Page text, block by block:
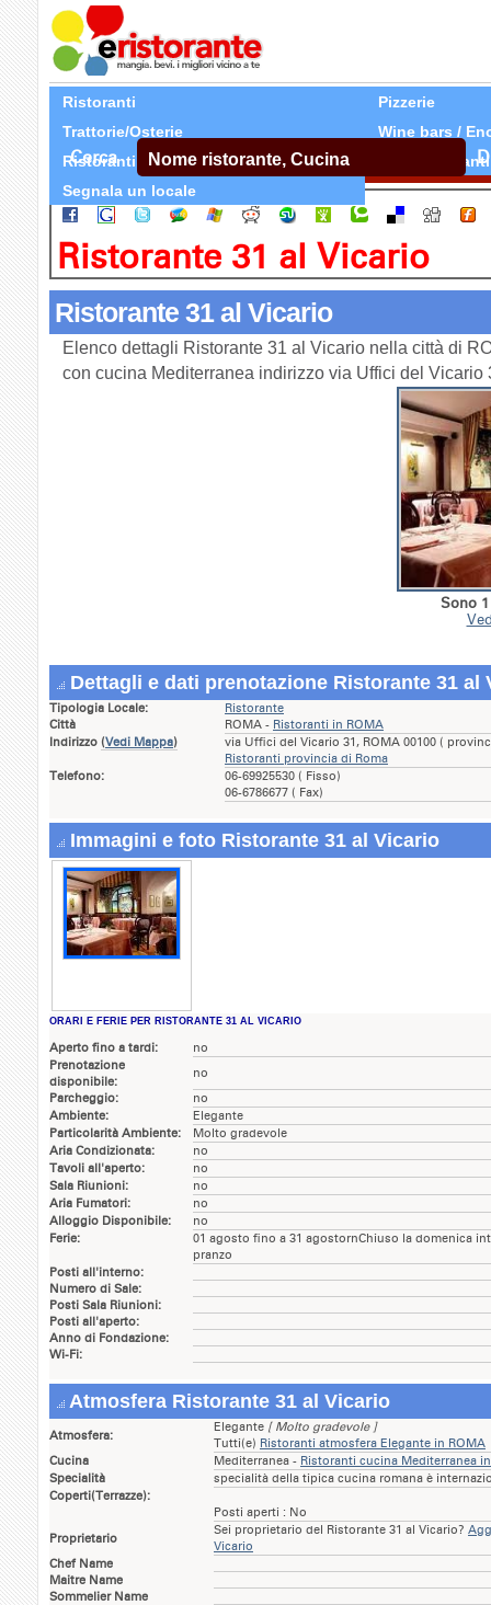
Ristoranti
Pizzerie
Trattorie/Osterie
Wine bars /
Ristoranti Etnici
Tutti Ristoranti
Segnala un locale
Cerca
Ristorante 31 al Vicario
Ristorante 31 al Vicario
Elenco dettagli Ristorante 31 al Vicario nella città di
con cucina Mediterranea indirizzo via Uffici del Vicario
Sono
Dettagli e dati prenotazione Ristorante 31 al
Tipologia Locale:
Ristorante
Città
ROMA - Ristoranti in ROMA
Indirizzo (Vedi Mappa)
via Uffici del Vicario 31, ROMA 00100 (
Ristoranti provincia di Roma
Telefono:
06-69925530 ( Fisso)
06-6786677 ( Fax)
Immagini e foto Ristorante 31 al Vicario
ORARI E FERIE PER RISTORANTE 31 AL VICARIO
Aperto fino a tardi:
no
Prenotazione
disponibile:
no
Parcheggio:
no
Ambiente:
Elegante
Particolarità Ambiente:
Molto gradevole
Aria Condizionata:
no
Tavoli all'aperto:
no
Sala Riunioni:
no
Aria Fumatori:
no
Alloggio Disponibile:
no
Ferie:
01 agosto fino a 31 agostornChiuso la domenica
pranzo
Posti all'interno:
Numero di Sale:
Posti Sala Riunioni:
Posti all'aperto:
Anno di Fondazione:
Wi-Fi:
Atmosfera Ristorante 31 al Vicario
Atmosfera:
Elegante [ Molto gradevole ]
Tutti(e) Ristoranti atmosfera Elegante in ROMA
Cucina
Mediterranea - Ristoranti cucina Mediterranea
Specialità
specialità della tipica cucina romana è
Coperti(Terrazze):
Posti aperti : No
Proprietario
Sei proprietario del Ristorante 31 al Vicario?
Vicario
Chef Name
Maitre Name
Sommelier Name